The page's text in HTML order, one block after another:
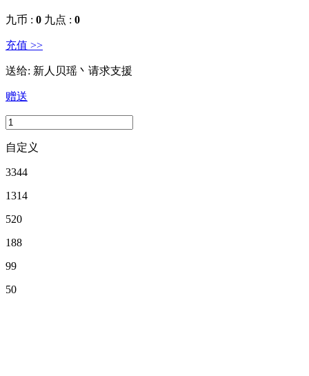
九币 : 0 九点 : 0
充值 >>
送给: 新人贝瑶丶请求支援
赠送
自定义
3344
1314
520
188
99
50